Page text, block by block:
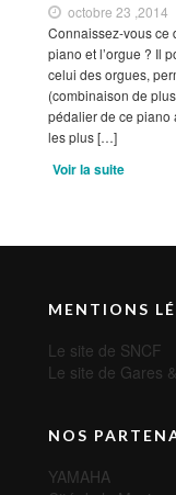
octobre 23 ,2014
Connaissez-vous ce
piano et l’orgue ? Il
celui des orgues,
(combinaison de
pédalier de ce piano
les plus […]
Voir la suite
MENTIONS
Le site de SNCF
Le site de Gares
NOS
YAMAHA